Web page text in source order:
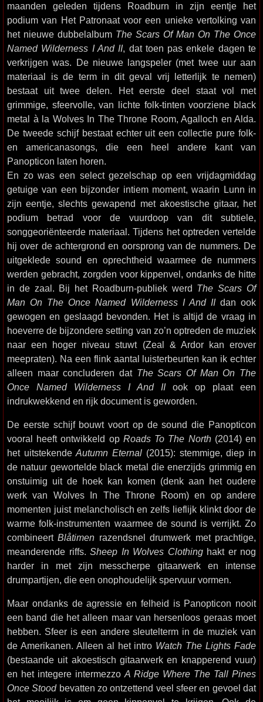
maanden geleden tijdens Roadburn in zijn eentje het
podium van Het Patronaat voor een unieke vertolking van
het nieuwe dubbelalbum The Scars Of Man On The Once
Named Wilderness I And II, dat toen pas enkele dagen te
verkrijgen was. De nieuwe langspeler (met twee uur aan
materiaal is de term in dit geval vrij letterlijk te nemen)
bestaat uit twee delen. Het eerste deel staat vol met
grimmige, sfeervolle, van lichte folk-tinten voorziene black
metal à la Wolves In The Throne Room, Agalloch en Alda.
De tweede schijf bestaat echter uit een collectie pure folk-
en americanasongs, die een heel andere kant van
Panopticon laten horen.
En zo was een select gezelschap op een vrijdagmiddag
getuige van een bijzonder intiem moment, waarin Lunn in
zijn eentje, slechts gewapend met akoestische gitaar, het
podium betrad voor de vuurdoop van dit subtiele,
songgeoriënteerde materiaal. Tijdens het optreden vertelde
hij over de achtergrond en oorsprong van de nummers. De
uitgeklede sound en oprechtheid waarmee de nummers
werden gebracht, zorgden voor kippenvel, ondanks de hitte
in de zaal. Bij het Roadburn-publiek werd The Scars Of
Man On The Once Named Wilderness I And IIdan ook
gewogen en geslaagd bevonden. Het is altijd de vraag in
hoeverre de bijzondere setting van zo’n optreden de muziek
naar een hoger niveau stuwt (Zeal & Ardor kan erover
meepraten). Na een flink aantal luisterbeurten kan ik echter
alleen maar concluderen dat The Scars Of Man On The
Once Named Wilderness I And IIook op plaat een
indrukwekkend en rijk document is geworden.
De eerste schijf bouwt voort op de sound die Panopticon
vooral heeft ontwikkeld op Roads To The North(2014) en
het uitstekendeAutumn Eternal (2015): stemmige, diep in
de natuur gewortelde black metal die enerzijds grimmig en
onstuimig uit de hoek kan komen (denk aan het oudere
werk van Wolves In The Throne Room) en op andere
momenten juist melancholisch en zelfs lieflijk klinkt door de
warme folk-instrumenten waarmee de sound is verrijkt. Zo
combineertBlåtimen razendsnel drumwerk met prachtige,
meanderende riffs. Sheep In Wolves Clothinghakt er nog
harder in met zijn messcherpe gitaarwerk en intense
drumpartijen, die een onophoudelijk spervuur vormen.
Maar ondanks de agressie en felheid is Panopticon nooit
een band die het alleen maar van hersenloos geraas moet
hebben. Sfeer is een andere sleutelterm in de muziek van
de Amerikanen. Alleen al het intro Watch The Lights Fade
(bestaande uit akoestisch gitaarwerk en knapperend vuur)
en het integere intermezzo A Ridge Where The Tall Pines
Once Stoodbevatten zo ontzettend veel sfeer en gevoel dat